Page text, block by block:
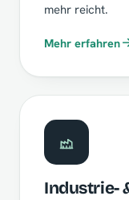
mehr reicht.
Mehr erfahren
Industrie-